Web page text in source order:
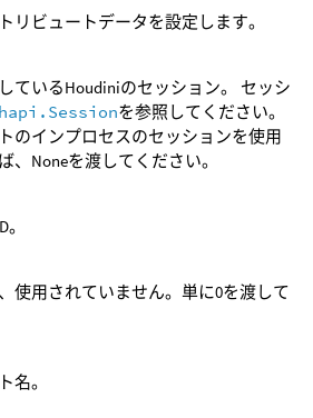
リビュートデータを設定します。
ているHoudiniのセッション。 セッシ
hapi.Sessionを参照してください。
のインプロセスのセッションを使用
、Noneを渡してください。
使用されていません。単に0を渡して
名。